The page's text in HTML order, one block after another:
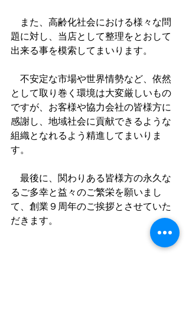
また、高齢化社会における様々な問
題に対し、当店として整理をとおして
出来る事を模索してまいります。
不安定な市場や世界情勢など、依然
として取り巻く環境は大変厳しいもの
ですが、お客様や協力会社の皆様方に
感謝し、地域社会に貢献できるような
組織となれるよう精進してまいりま
す。
最後に、関わりある皆様方の永久な
るご多幸と益々のご繁栄を願いまし
て、創業９周年のご挨拶とさせていた
だきます。